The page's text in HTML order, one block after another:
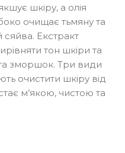
шкіру, а олія
очищає тьмяну та
Екстракт
тон шкіри та
зморшок. Три види
очистити шкіру від
м’якою, чистою та